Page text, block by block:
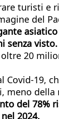
turisti e
del
senza visto.
20
19,
della
del 78%
2024.